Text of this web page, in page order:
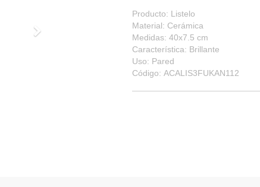
Siguiente
Producto: Listelo
Material: Cerámica
Medidas: 40x7.5 cm
Característica: Brillante
Uso: Pared
Código: ACALIS3FUKAN112